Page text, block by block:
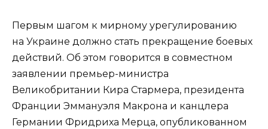
Первым шагом к мирному урегулированию
на Украине должно стать прекращение боевых
действий. Об этом говорится в совместном
заявлении премьер-министра
Великобритании Кира Стармера, президента
Франции Эммануэля Макрона и канцлера
Германии Фридриха Мерца, опубликованном